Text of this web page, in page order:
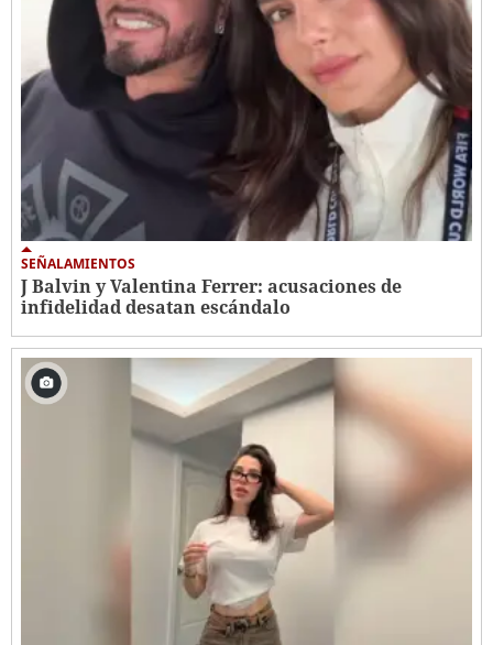
SEÑALAMIENTOS
J Balvin y Valentina Ferrer: acusaciones de
infidelidad desatan escándalo